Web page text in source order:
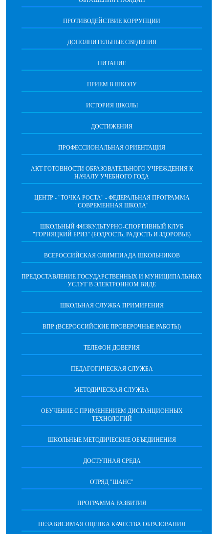
ПРОТИВОДЕЙСТВИЕ КОРРУПЦИИ
ДОПОЛНИТЕЛЬНЫЕ СВЕДЕНИЯ
ПИТАНИЕ
ПРИЕМ В ШКОЛУ
ИСТОРИЯ ШКОЛЫ
ДОСТИЖЕНИЯ
ПРОФЕССИОНАЛЬНАЯ ОРИЕНТАЦИЯ
АКТ ГОТОВНОСТИ ОБРАЗОВАТЕЛЬНОГО УЧРЕЖДЕНИЯ К
НАЧАЛУ УЧЕБНОГО ГОДА
ЦЕНТР - "ТОЧКА РОСТА" - ФЕДЕРАЛЬНАЯ ПРОГРАММА
"СОВРЕМЕННАЯ ШКОЛА"
ШКОЛЬНЫЙ ФИЗКУЛЬТУРНО-СПОРТИВНЫЙ КЛУБ
"ГОРНЯЦКИЙ БРИЗ" (БОДРОСТЬ, РАДОСТЬ И ЗДОРОВЬЕ)
ВСЕРОССИЙСКАЯ ОЛИМПИАДА ШКОЛЬНИКОВ
ПРЕДОСТАВЛЕНИЕ ГОСУДАРСТВЕННЫХ И МУНИЦИПАЛЬНЫХ
УСЛУГ В ЭЛЕКТРОННОМ ВИДЕ
ШКОЛЬНАЯ СЛУЖБА ПРИМИРЕНИЯ
ВПР (ВСЕРОССИЙСКИЕ ПРОВЕРОЧНЫЕ РАБОТЫ)
ТЕЛЕФОН ДОВЕРИЯ
ПЕДАГОГИЧЕСКАЯ СЛУЖБА
МЕТОДИЧЕСКАЯ СЛУЖБА
ОБУЧЕНИЕ С ПРИМЕНЕНИЕМ ДИСТАНЦИОННЫХ
ТЕХНОЛОГИЙ
ШКОЛЬНЫЕ МЕТОДИЧЕСКИЕ ОБЪЕДИНЕНИЯ
ДОСТУПНАЯ СРЕДА
ОТРЯД "ШАНС"
ПРОГРАММА РАЗВИТИЯ
НЕЗАВИСИМАЯ ОЦЕНКА КАЧЕСТВА ОБРАЗОВАНИЯ